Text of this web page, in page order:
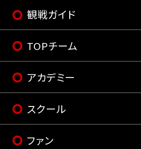
観戦ガイド
TOPチーム
アカデミー
スクール
ファン